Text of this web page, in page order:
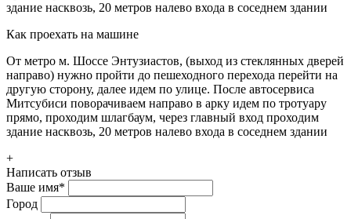
здание насквозь, 20 метров налево входа в соседнем здании
Как проехать на машине
От метро м. Шоссе Энтузиастов, (выход из стеклянных дверей
направо) нужно пройти до пешеходного перехода перейти на
другую сторону, далее идем по улице. После автосервиса
Митсубиси поворачиваем направо в арку идем по тротуару
прямо, проходим шлагбаум, через главный вход проходим
здание насквозь, 20 метров налево входа в соседнем здании
+
Написать отзыв
Ваше имя*
Город